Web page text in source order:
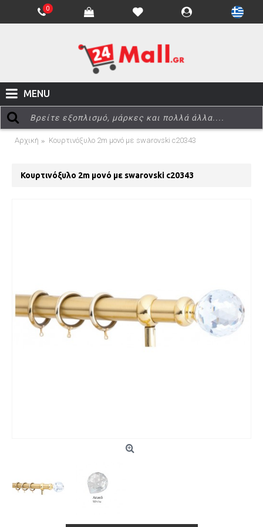
0
MENU
Αρχική Κουρτινόξυλο 2m μονό με swarovski c20343
Κουρτινόξυλο 2m μονό με swarovski c20343